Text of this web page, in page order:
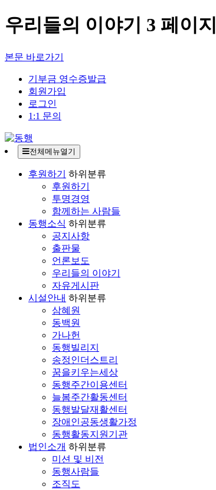
우리들의 이야기 3 페이지
본문 바로가기
기부금 영수증발급
회원가입
로그인
1:1 문의
전체메뉴열기
후원하기
하위분류
후원하기
투명경영
함께하는 사람들
동행소식 하위분류
공지사항
출판물
언론보도
우리들의 이야기
자유게시판
시설안내 하위분류
삼혜원
동백원
가나헌
동행빌리지
송정인더스트리
꿈을키우는세상
동행주간이용센터
늘봄주간활동센터
동행발달재활센터
장애인공동생활가정
동행활동지원기관
법인소개 하위분류
미션 및 비전
동행사람들
조직도